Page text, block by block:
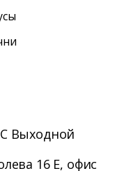
Выходной
16 Е, офис